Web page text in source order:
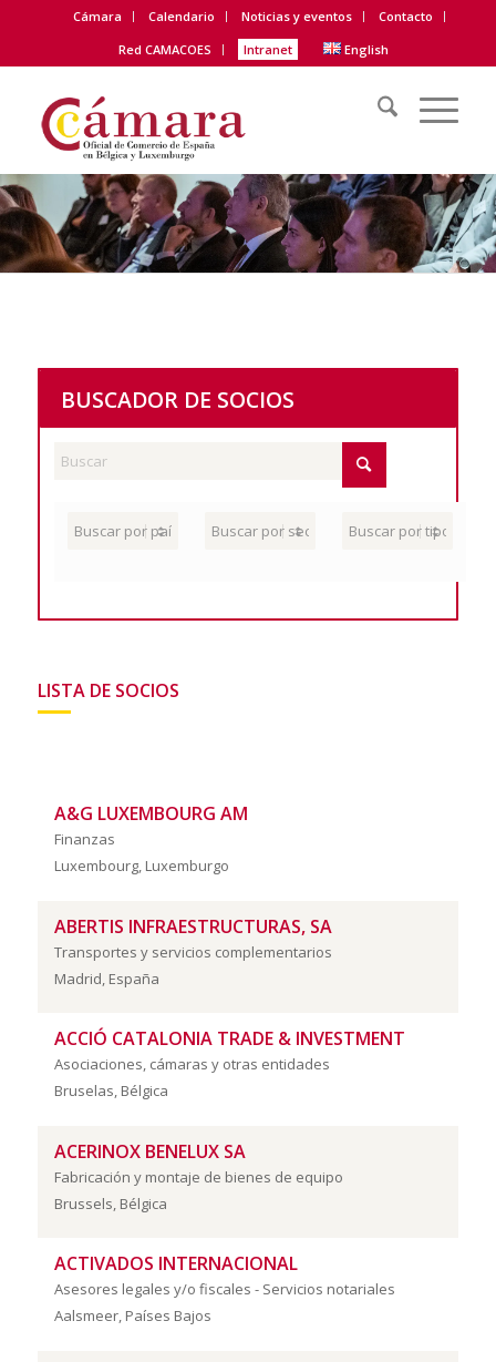
Cámara Calendario Noticias y eventos
Contacto
Red CAMACOES
Intranet English
BUSCADOR DE SOCIOS
LISTA DE SOCIOS
A&G LUXEMBOURG AM
Finanzas
Luxembourg, Luxemburgo
ABERTIS INFRAESTRUCTURAS, SA
Transportes y servicios complementarios
Madrid, España
ACCIÓ CATALONIA TRADE & INVESTMENT
Asociaciones, cámaras y otras entidades
Bruselas, Bélgica
ACERINOX BENELUX SA
Fabricación y montaje de bienes de equipo
Brussels, Bélgica
ACTIVADOS INTERNACIONAL
Asesores legales y/o fiscales - Servicios notariales
Aalsmeer, Países Bajos